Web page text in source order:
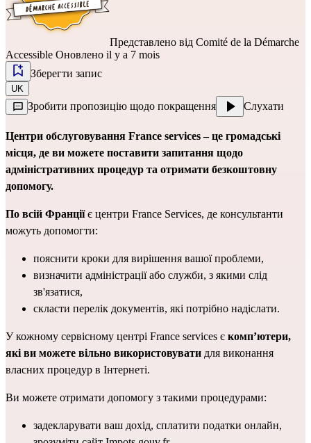
Представлено від Comité de la Démarche
Accessible Оновлено il y a 7 mois
Зберегти запис
UK
Зробити пропозицію щодо покращення Слухати
Центри обслуговування France services – це громадські
місця, де ви можете поставити запитання щодо
адміністративних процедур та отримати безкоштовну
допомогу.
По всій Франції є центри France Services, де консультанти
можуть допомогти:
пояснити кроки для вирішення вашої проблеми,
визначити адміністрації або служби, з якими слід
зв'язатися,
скласти перелік документів, які потрібно надіслати.
У кожному сервісному центрі France services є комп’ютери,
які ви можете вільно використовувати для виконання
власних процедур в Інтернеті.
Ви можете отримати допомогу з такими процедурами:
задекларувати ваш дохід, сплатити податки онлайн,